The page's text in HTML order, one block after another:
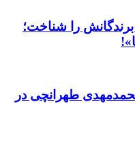
را شناخت؛
طهرانچی در